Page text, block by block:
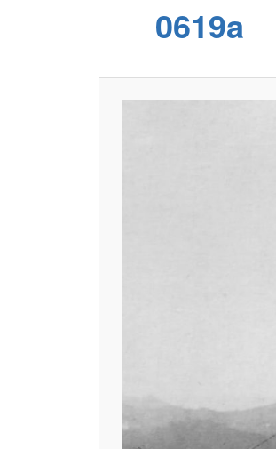
0619a